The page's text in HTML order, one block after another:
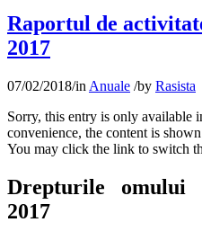
Raportul de
2017
07/02/2018/in Anuale /by Rasista
Sorry, this entry is only available
convenience, the content is
You may click the link to switch
Drepturile omului
2017